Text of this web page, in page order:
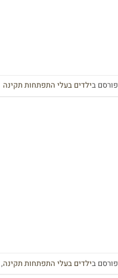
פורסם בילדים בעלי התפתחות תקינה
פורסם בילדים בעלי התפתחות תקינה,